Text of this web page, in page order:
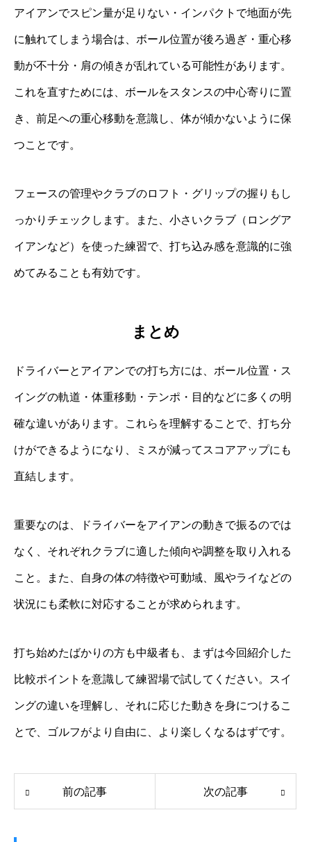
アイアンでスピン量が足りない・インパクトで地面が先
に触れてしまう場合は、ボール位置が後ろ過ぎ・重心移
動が不十分・肩の傾きが乱れている可能性があります。
これを直すためには、ボールをスタンスの中心寄りに置
き、前足への重心移動を意識し、体が傾かないように保
つことです。
フェースの管理やクラブのロフト・グリップの握りもし
っかりチェックします。また、小さいクラブ（ロングア
イアンなど）を使った練習で、打ち込み感を意識的に強
めてみることも有効です。
まとめ
ドライバーとアイアンでの打ち方には、ボール位置・ス
イングの軌道・体重移動・テンポ・目的などに多くの明
確な違いがあります。これらを理解することで、打ち分
けができるようになり、ミスが減ってスコアアップにも
直結します。
重要なのは、ドライバーをアイアンの動きで振るのでは
なく、それぞれクラブに適した傾向や調整を取り入れる
こと。また、自身の体の特徴や可動域、風やライなどの
状況にも柔軟に対応することが求められます。
打ち始めたばかりの方も中級者も、まずは今回紹介した
比較ポイントを意識して練習場で試してください。スイ
ングの違いを理解し、それに応じた動きを身につけるこ
とで、ゴルフがより自由に、より楽しくなるはずです。
前の記事 次の記事